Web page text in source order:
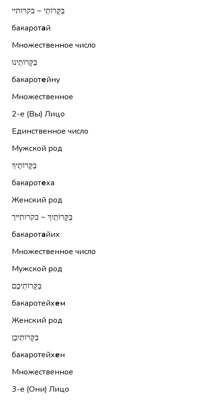
בַּקָּרוֹתַי ~ בקרותיי
бакаротай
Множественное число
בַּקָּרוֹתֵינוּ
бакаротейну
Множественное
2-е (Вы) Лицо
Единственное число
Мужской род
בַּקָּרוֹתֶיךָ
бакаротеха
Женский род
בַּקָּרוֹתַיִךְ ~ בקרותייך
бакаротайих
Множественное число
Мужской род
בַּקָּרוֹתֵיכֶם
бакаротейхем
Женский род
בַּקָּרוֹתֵיכֶן
бакаротейхен
Множественное
3-е (Они) Лицо